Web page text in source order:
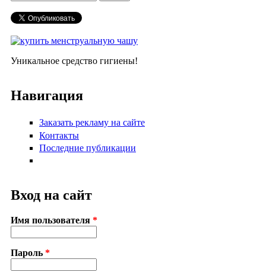
Форма поиска
Уникальное средство гигиены!
Навигация
Заказать рекламу на сайте
Контакты
Последние публикации
Вход на сайт
Имя пользователя *
Пароль *